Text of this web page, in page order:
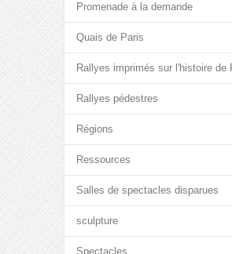
Promenade à la demande
Quais de Paris
Rallyes imprimés sur l'histoire de
Rallyes pédestres
Régions
Ressources
Salles de spectacles disparues
sculpture
Spectacles